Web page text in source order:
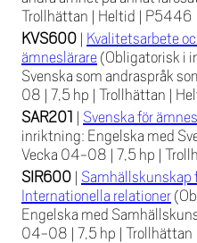
Trollhättan | Heltid | P5446
KVS600 | Kvalitetsarbete
ämneslärare (Obligatorisk i
Svenska som andraspråk
08 | 7,5 hp | Trollhättan |
SAR201 | Svenska för
inriktning: Engelska med
Vecka 04-08 | 7,5 hp |
SIR600 | Samhällskunskap
Internationella relationer
Engelska med
04-08 | 7,5 hp | Trollhättan